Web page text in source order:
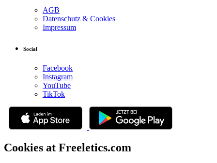
AGB
Datenschutz & Cookies
Impressum
Social
Facebook
Instagram
YouTube
TikTok
Cookies at Freeletics.com